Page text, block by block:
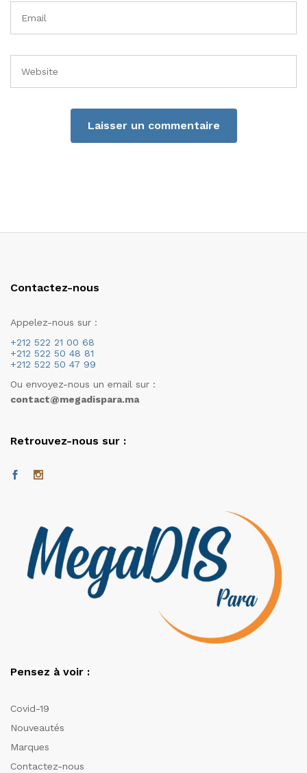
Contactez-nous
Appelez-nous sur :
+212 522 21 00 68
+212 522 50 48 81
+212 522 50 47 99
Ou envoyez-nous un email sur :
contact@megadispara.ma
Retrouvez-nous sur :
Pensez à voir :
Covid-19
Nouveautés
Marques
Contactez-nous